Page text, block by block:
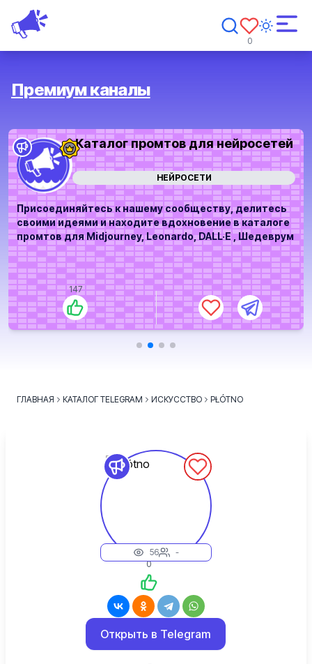
0
Премиум каналы
Каталог промтов для нейросетей
НЕЙРОСЕТИ
Присоединяйтесь к нашему сообществу, делитесь
своими идеями и находите вдохновение в каталоге
промтов для Midjourney, Leonardo, DALL·E , Шедеврум
147
ГЛАВНАЯ КАТАЛОГ TELEGRAM ИСКУССТВО PŁÓTNO
56
-
0
Открыть в Telegram